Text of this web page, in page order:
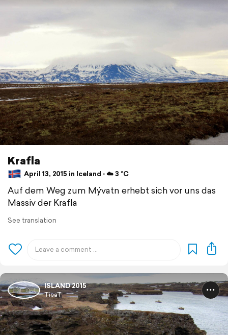
Krafla
April 13, 2015 in Iceland ⋅ ☁️ 3 °C
Auf dem Weg zum Mývatn erhebt sich vor uns das
Massiv der Krafla
See translation
ISLAND 2015
TicaT